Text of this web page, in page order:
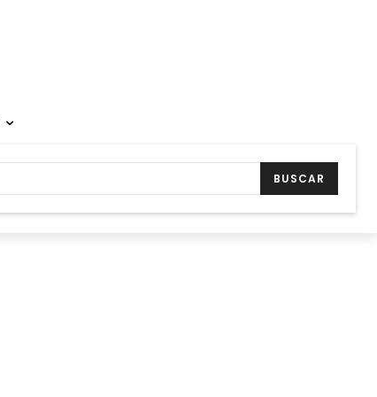
BUSCAR